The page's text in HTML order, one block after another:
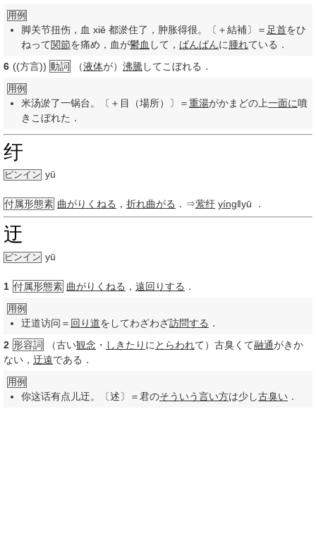
用例
脚关节扭伤，血 xiě 都淤住了，肿胀得很。〔＋結補〕＝ 足首をひ
ねって関節を痛め，血が鬱血 して， ぱんぱんに腫れている．
6 ((方言)) 動詞 （液体が） 沸騰 してこぼれる．
用例
米汤淤了一锅台。〔＋目（場所）〕＝重湯がかまどの上一面に噴
きこぼれた．
纡
ピンイン yū
付属形態素 曲がりくねる ， 折れ曲がる ．⇒萦纡 yíng‖yū ．
迂
ピンイン yū
1 付属形態素 曲がりくねる ， 遠回りする ．
用例
迂道访问＝ 回り道をしてわざわざ訪問する ．
2 形容詞 （古い観念 ・ しきたり にとらわれて）古臭くて融通がきか
ない， 迂遠である．
用例
你这话有点儿迂。〔述〕＝君のそういう言い方は少し古臭い ．